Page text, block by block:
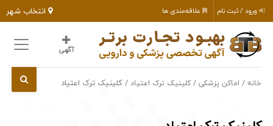
انتخاب شهر ورود / ثبت نام علاقه‌مندی ها
آگهی
خانه / اماکن پزشکی /کلینیک ترک اعتیاد / کلینیک ترک اعتیاد